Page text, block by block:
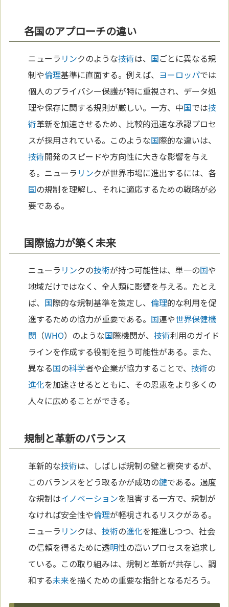
各国のアプローチの違い
ニューラ リンクのような技術は、 国ごとに異なる規
制や倫理基準に直面する。例えば、 ヨーロッパでは
個人のプライバシー保護が特に重視され、データ処
理や保存に関する規則が厳しい。一方、中国では技
術革新を加速させるため、比較的迅速な承認プロセ
スが採用されている。このような国際的な違いは、
技術開発のスピードや方向性に大きな影響を与え
る。ニューラ リンクが世界市場に進出するには、各
国の規制を理解し、それに適応するための戦略が必
要である。
国際協力が築く未来
ニューラ リンクの技術が持つ可能性は、単一の国や
地域だけではなく、全人類に影響を与える。たとえ
ば、 国際的な規制基準を策定し、倫理的な利用を促
進するための協力が重要である。 国連や世界保健機
関 （WHO）のような国際機関が、技術利用のガイド
ラインを作成する役割を担う可能性がある。また、
異なる国の科学者や企業が協力することで、技術の
進化を加速させるとともに、その恩恵をより多くの
人々に広めることができる。
規制と革新のバランス
革新的な技術は、しばしば規制の壁と衝突するが、
このバランスをどう取るかが成功の鍵である。過度
な規制はイノベーションを阻害する一方で、規制が
なければ安全性や倫理が軽視されるリスクがある。
ニューラ リンクは、技術の進化を推進しつつ、社会
の信頼を得るために透明性の高いプロセスを追求し
ている。この取り組みは、規制と革新が共存し、調
和する未来を描くための重要な指針となるだろう。